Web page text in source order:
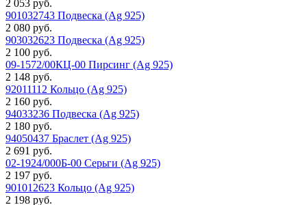
2 053 руб.
901032743 Подвеска (Ag 925)
2 080 руб.
903032623 Подвеска (Ag 925)
2 100 руб.
09-1572/00КЦ-00 Пирсинг (Ag 925)
2 148 руб.
92011112 Кольцо (Ag 925)
2 160 руб.
94033236 Подвеска (Ag 925)
2 180 руб.
94050437 Браслет (Ag 925)
2 691 руб.
02-1924/000Б-00 Серьги (Ag 925)
2 197 руб.
901012623 Кольцо (Ag 925)
2 198 руб.